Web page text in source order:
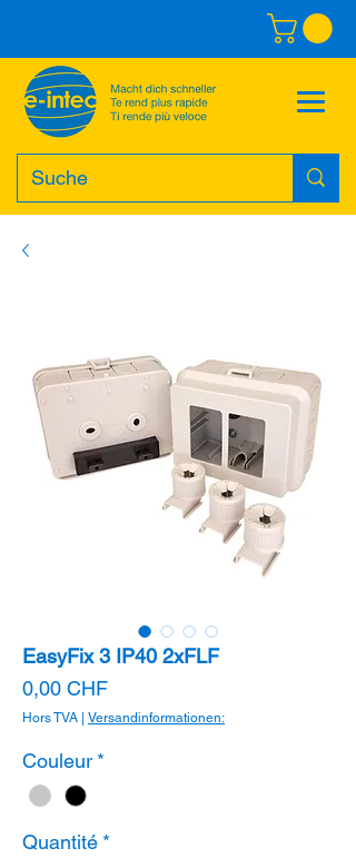
EasyFix 3 IP40 2xFLF
0,00 CHFPrix
Hors TVA | Versandinformationen:
Couleur *
Quantité *